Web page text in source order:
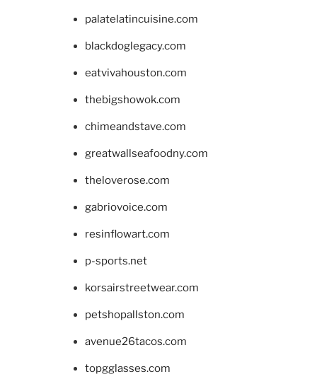
palatelatincuisine.com
blackdoglegacy.com
eatvivahouston.com
thebigshowok.com
chimeandstave.com
greatwallseafoodny.com
theloverose.com
gabriovoice.com
resinflowart.com
p-sports.net
korsairstreetwear.com
petshopallston.com
avenue26tacos.com
topgglasses.com